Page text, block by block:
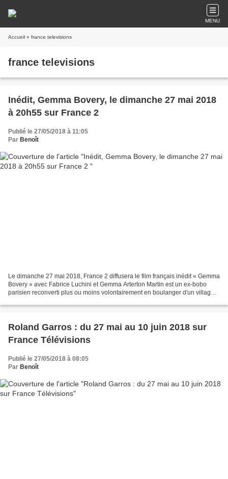
MENU
Accueil » france televisions
france televisions
Inédit, Gemma Bovery, le dimanche 27 mai 2018
à 20h55 sur France 2
Publié le 27/05/2018 à 11:05
Par Benoît
Le dimanche 27 mai 2018, France 2 diffusera le film français inédit « Gemma
Bovery » avec Fabrice Luchini et Gemma Arterton Martin est un ex-bobo
parisien reconverti plus ou moins volontairement en boulanger d'un village
Roland Garros : du 27 mai au 10 juin 2018 sur
France Télévisions
Publié le 27/05/2018 à 08:05
Par Benoît